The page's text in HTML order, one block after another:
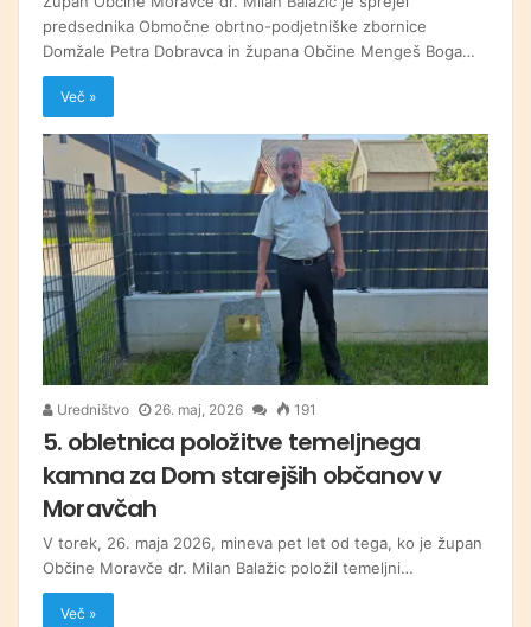
predsednika Območne obrtno-podjetniške zbornice
Domžale Petra Dobravca in župana Občine Mengeš Boga…
Več »
Uredništvo 26. maj, 2026 191
5. obletnica položitve temeljnega
kamna za Dom starejših občanov v
Moravčah
V torek, 26. maja 2026, mineva pet let od tega, ko je župan
Občine Moravče dr. Milan Balažic položil temeljni…
Več »